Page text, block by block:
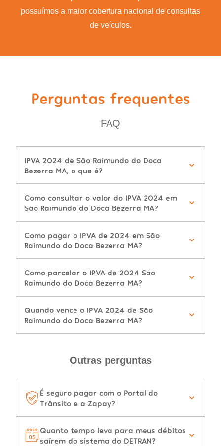
possuímos a maior cobertura nacional de consultas
de veículos.
Perguntas frequentes
FAQ
IPVA 2024 de São Raimundo do Doca
Bezerra MA, o que é?
Como consultar o valor do IPVA 2024 em
São Raimundo do Doca Bezerra MA?
Como pagar o IPVA de 2024 em São
Raimundo do Doca Bezerra MA?
Como parcelar o IPVA de 2024 São
Raimundo do Doca Bezerra MA?
Quando vence o IPVA 2024 de São
Raimundo do Doca Bezerra MA?
Outras perguntas
É seguro pagar com o Portal do
Trânsito e a Zapay?
Quanto tempo leva para meus débitos
saírem do sistema do DETRAN?